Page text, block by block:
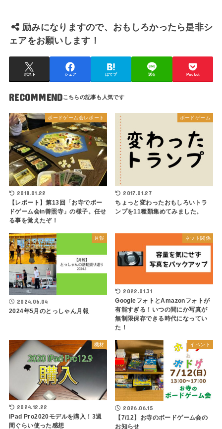
励みになりますので、おもしろかったら是非シ
ェアをお願いします！
ポスト シェア はてブ 送る Pocket
RECOMMEND
ボードゲーム会レポート
2018.01.22
【レポート】第13回「お寺でボー
ドゲーム会in善照寺」の様子。任せ
る事を覚えたぞ！
ボードゲーム
2017.01.27
ちょっと変わったおもしろいトラ
ンプを11種類集めてみました。
月報
2024.06.04
2024年5月のとっしゃん月報
ネット関係
2022.01.31
GoogleフォトとAmazonフォトが
有能すぎる！いつの間にか写真が
無制限保存できる時代になってい
た！
機材
2024.12.22
iPad Pro2020モデルを購入！3週
間ぐらい使った感想
イベント
2026.06.15
【7/12】お寺のボードゲーム会の
お知らせ